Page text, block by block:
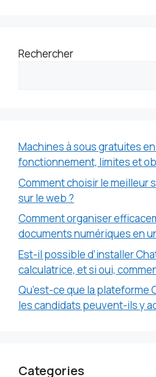
Rechercher
Machines à sous gratuites
fonctionnement, limites et
Comment choisir le meilleur
sur le web ?
Comment organiser
documents numériques en
Est-il possible d’installer
calculatrice, et si oui,
Qu’est-ce que la plateforme
les candidats peuvent-ils y
Categories